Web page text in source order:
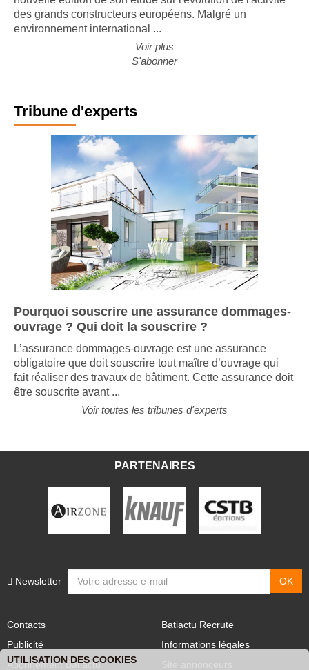
nouvelle édition de son étude sur l'évolution de l'activité
des grands constructeurs européens. Malgré un
Voir plus
Tribune d'experts
Pourquoi souscrire une assurance dommages-
ouvrage ? Qui doit la souscrire ?
L’assurance dommages-ouvrage est une assurance
obligatoire que doit souscrire tout maître d’ouvrage qui
fait réaliser des travaux de bâtiment. Cette assurance doit
Publicité
UTILISATION DES COOKIES